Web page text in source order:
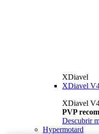
XDiavel
XDiavel
XDiavel
PVP
Descubrir
Hypermotard